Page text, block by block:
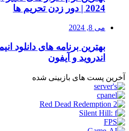
2024 | دور زدن تحریم ها
می 8, 2024
اندروید و آیفون
آخرین پست های بازبینی شده